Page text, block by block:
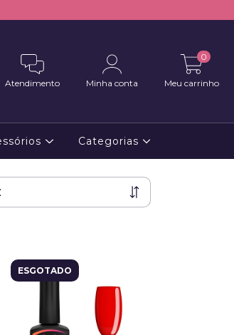
Atendimento Minha conta Meu carrinho
0
Categorias
ESGOTADO